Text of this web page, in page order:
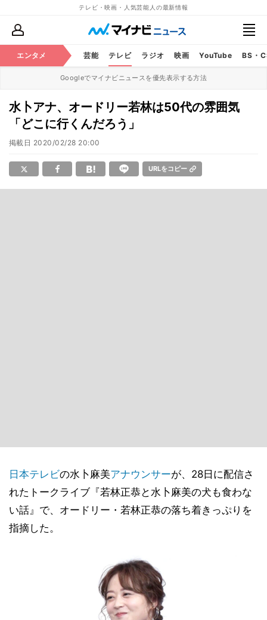
テレビ・映画・人気芸能人の最新情報
エンタメ 芸能 テレビ ラジオ 映画 YouTube BS・
Googleでマイナビニュースを優先表示する方法
水卜アナ、オードリー若林は50代の雰囲気
「どこに行くんだろう」
掲載日 2020/02/28 20:00
URLをコピー
日本テレビの水卜麻美アナウンサーが、28日に配信さ
れたトークライブ『若林正恭と水卜麻美の犬も食わな
い話』で、オードリー・若林正恭の落ち着きっぷりを
指摘した。